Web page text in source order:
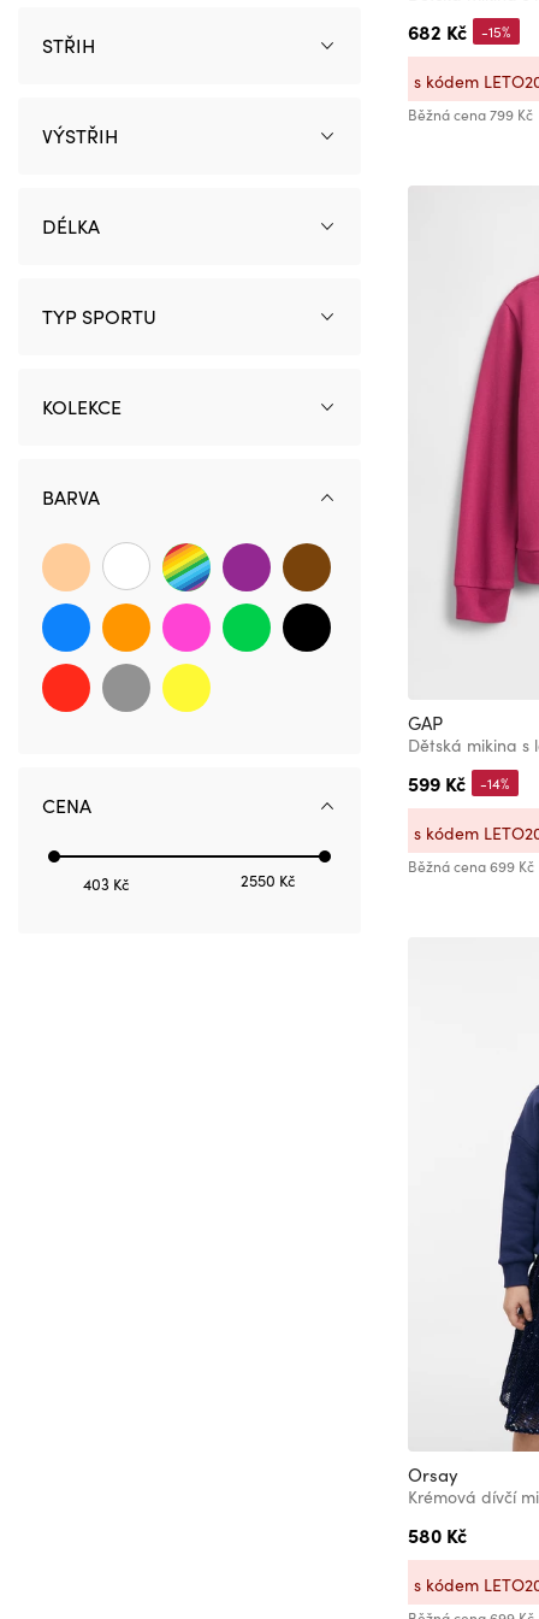
682 Kč
Běžná cena 799 Kč
-15%
s kódem
GAP
Dětská mikina s
599 Kč
Běžná cena 699 Kč
-14%
s kódem
Orsay
Krémová dívčí
580 Kč
s kódem
68-80
74/80
86
92-97
98-104
104
104-112
110
110-116
110/116
112-118
116/122
118-127
STŘIH
VÝSTŘIH
DÉLKA
TYP SPORTU
KOLEKCE
BARVA
CENA
403 Kč 2550 Kč